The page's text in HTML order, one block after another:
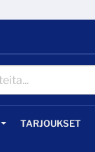
TARJOUKSET